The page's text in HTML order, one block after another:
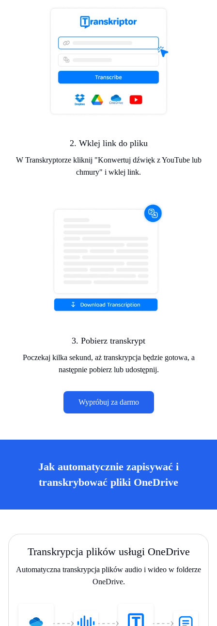
2. Wklej link do pliku
W Transkryptorze kliknij "Konwertuj dźwięk z YouTube lub
chmury" i wklej link.
3. Pobierz transkrypt
Poczekaj kilka sekund, aż transkrypcja będzie gotowa, a
następnie pobierz lub udostępnij.
Wypróbuj za darmo
Jak automatycznie zapisywać i
transkrybować pliki OneDrive
Transkrypcja plików usługi OneDrive
Automatyczna transkrypcja plików audio i wideo w folderze
OneDrive.